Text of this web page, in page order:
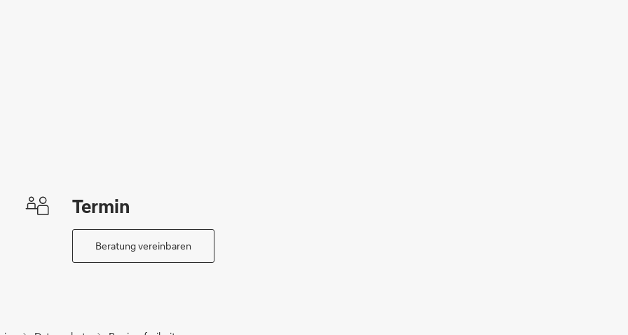
Termin
Beratung vereinbaren